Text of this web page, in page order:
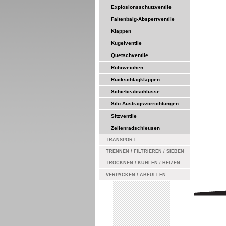
Explosionsschutzventile
Faltenbalg-Absperrventile
Klappen
Kugelventile
Quetschventile
Rohrweichen
Rückschlagklappen
Schiebeabschlusse
Silo Austragsvorrichtungen
Sitzventile
Zellenradschleusen
TRANSPORT
TRENNEN / FILTRIEREN / SIEBEN
TROCKNEN / KÜHLEN / HEIZEN
VERPACKEN / ABFÜLLEN